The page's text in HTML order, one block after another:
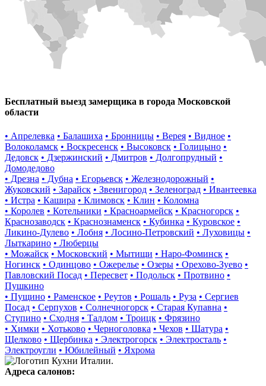
Бесплатный выезд замерщика в города Московской
области
• Апрелевка • Балашиха • Бронницы • Верея • Видное •
Волоколамск • Воскресенск • Высоковск • Голицыно •
Дедовск • Дзержинский • Дмитров • Долгопрудный •
Домодедово
• Дрезна • Дубна • Егорьевск • Железнодорожный •
Жуковский • Зарайск • Звенигород • Зеленоград • Ивантеевка
• Истра • Кашира • Климовск • Клин • Коломна
• Королев • Котельники • Красноармейск • Красногорск •
Краснозаводск • Краснознаменск • Кубинка • Куровское •
Ликино-Дулево • Лобня • Лосино-Петровский • Луховицы •
Лыткарино • Люберцы
• Можайск • Московский • Мытищи • Наро-Фоминск •
Ногинск • Одинцово • Ожерелье • Озеры • Орехово-Зуево •
Павловский Посад • Пересвет • Подольск • Протвино •
Пушкино
• Пущино • Раменское • Реутов • Рошаль • Руза • Сергиев
Посад • Серпухов • Солнечногорск • Старая Купавна •
Ступино • Сходня • Талдом • Троицк • Фрязино
• Химки • Хотьково • Черноголовка • Чехов • Шатура •
Щелково • Щербинка • Электрогорск • Электросталь •
Электроугли • Юбилейный • Яхрома
Адреса салонов: